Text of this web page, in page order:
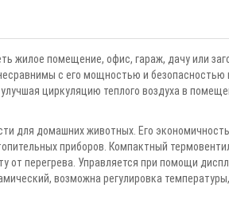
жилое помещение, офис, гараж, дачу или
с его мощностью и безопасностью
циркуляцию теплого воздуха в
для домашних животных. Его
приборов. Компактный
от перегрева. Управляется при помощи
возможна регулировка